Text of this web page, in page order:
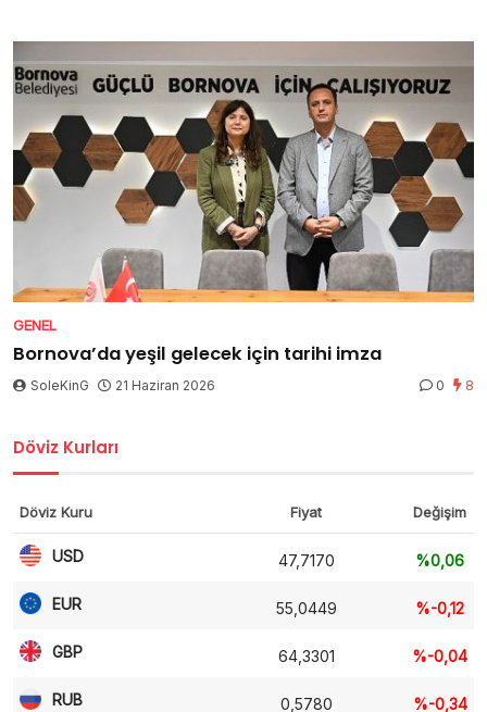
GENEL
Bornova’da yeşil gelecek için tarihi imza
SoleKinG 21 Haziran 2026 0 8
Döviz Kurları
Döviz Kuru Fiyat Değişim
USD 47,7170 %0,06
EUR 55,0449 %-0,12
GBP 64,3301 %-0,04
RUB 0,5780 %-0,34